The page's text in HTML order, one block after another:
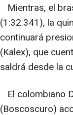
Mientras, el
(1:32.341), la
continuará
(Kalex), que
saldrá desde la
El colombiano
(Boscoscuro)